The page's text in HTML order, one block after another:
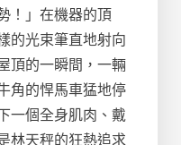
！」在機器的頂
的光束筆直地射向
頂的一瞬間，一輛
角的悍馬車猛地停
一個全身肌肉、戴
林天秤的狂熱追求